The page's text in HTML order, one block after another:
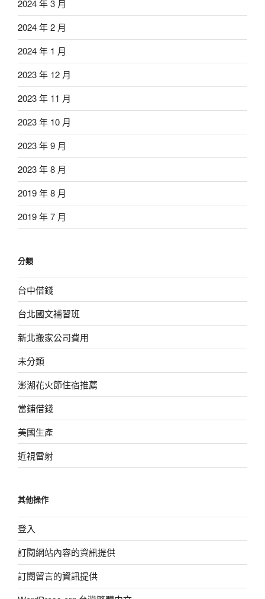
2024 年 3 月
2024 年 2 月
2024 年 1 月
2023 年 12 月
2023 年 11 月
2023 年 10 月
2023 年 9 月
2023 年 8 月
2019 年 8 月
2019 年 7 月
分類
台中借錢
台北國文補習班
新北搬家公司費用
未分類
澎湖花火節住宿推薦
當鋪借錢
美國生產
近視雷射
其他操作
登入
訂閱網站內容的資訊提供
訂閱留言的資訊提供